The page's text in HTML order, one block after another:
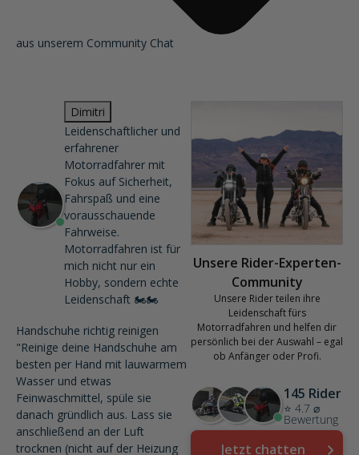
aus unserem Community Chat
Dimitri
Leidenschaftlicher und
erfahrener
Motorradfahrer mit
Fokus auf Sicherheit,
Fahrspaß und eine
vorausschauende
Fahrweise.
Motorradfahren ist für
mich nicht nur ein
Hobby, sondern echte
Leidenschaft 🏍️🏍️
Handschuhe richtig reinigen
"Reinige deine Handschuhe am
besten per Hand mit lauwarmem
Wasser und etwas
Feinwaschmittel, spüle sie
danach gründlich aus. Lass sie
anschließend an der Luft
trocknen (nicht auf der Heizung
Unsere Rider-Experten-
Community
Unsere Rider teilen ihre
Leidenschaft fürs
Motorradfahren und helfen dir
persönlich bei der Auswahl – egal
ob Anfänger oder Profi.
145 Rider
⭐ 4.7 ⌀
Bewertung
Jetzt chatten